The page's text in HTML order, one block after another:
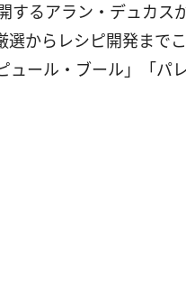
するアラン・デュカス
からレシピ開発まで
ール・ブール」「パ